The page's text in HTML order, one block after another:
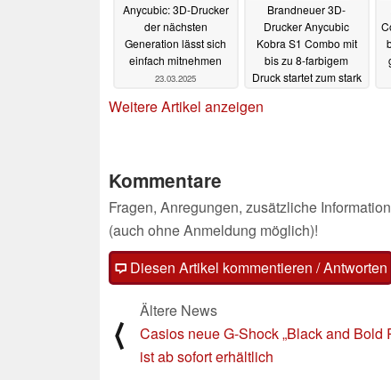
Anycubic: 3D-Drucker
der nächsten
Generation lässt sich
einfach mitnehmen
23.03.2025
Brandneuer 3D-
Drucker Anycubic
Kobra S1 Combo mit
bis zu 8-farbigem
Druck startet zum stark
Weitere Artikel anzeigen
Kommentare
Fragen, Anregungen, zusätzliche
(auch ohne Anmeldung möglich)!
Diesen Artikel kommentieren / Antworten
⟨
Ältere News
Casios neue G-Shock „Black and Bold
ist ab sofort erhältlich